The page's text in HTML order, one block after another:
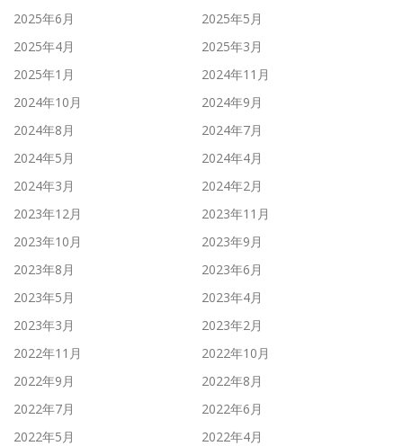
2025年6月
2025年5月
2025年4月
2025年3月
2025年1月
2024年11月
2024年10月
2024年9月
2024年8月
2024年7月
2024年5月
2024年4月
2024年3月
2024年2月
2023年12月
2023年11月
2023年10月
2023年9月
2023年8月
2023年6月
2023年5月
2023年4月
2023年3月
2023年2月
2022年11月
2022年10月
2022年9月
2022年8月
2022年7月
2022年6月
2022年5月
2022年4月